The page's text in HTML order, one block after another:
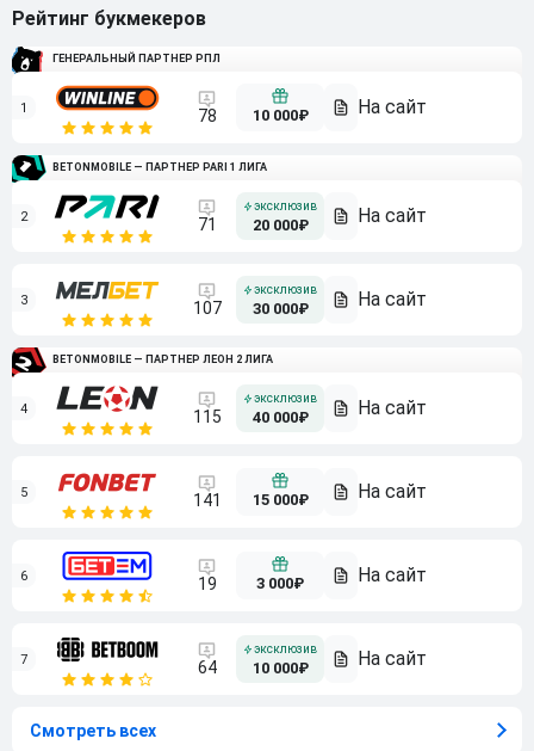
Рейтинг букмекеров
ГЕНЕРАЛЬНЫЙ ПАРТНЕР РПЛ
1 78 10 000₽
BETONMOBILE — ПАРТНЕР PARI 1 ЛИГА
2 71 20 000₽
3 107 30 000₽
BETONMOBILE — ПАРТНЕР ЛЕОН 2 ЛИГА
4 115 40 000₽
5 141 15 000₽
6 19 3 000₽
7 64 10 000₽
Смотреть всех